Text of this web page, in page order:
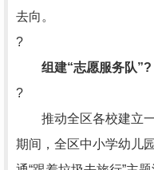
去向。
?
组建“志愿服务队”?
?
推动全区各校建立一
期间，全区中小学幼儿